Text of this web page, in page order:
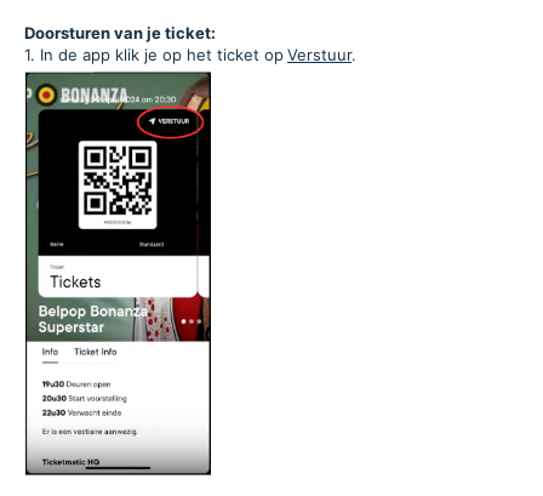
Doorsturen van je ticket:
1. In de app klik je op het ticket opVerstuur.